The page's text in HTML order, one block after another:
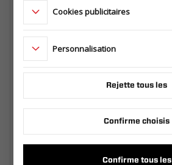
POKR3318H0MULTISZA
Élevateur manuel, jeu
127.102.00.00
Cookies publicitaires
Personnalisation
Rejette tous les
Confirme choisis
Confirme tous les